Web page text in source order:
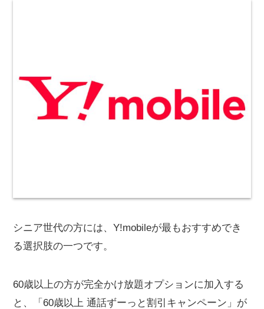
シニア世代の方には、Y!mobileが最もおすすめでき
る選択肢の一つです。
60歳以上の方が完全かけ放題オプションに加入する
と、「60歳以上 通話ずーっと割引キャンペーン」が